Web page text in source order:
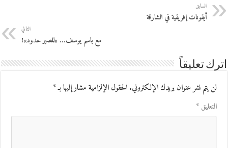
السابق
أيقونات إفريقية في الشارقة
التالي
مع باسم يوسف… «للصبر حدود»!
اترك تعليقاً
لن يتم نشر عنوان بريدك الإلكتروني.الحقول الإلزامية مشار إليها بـ*
التعليق*